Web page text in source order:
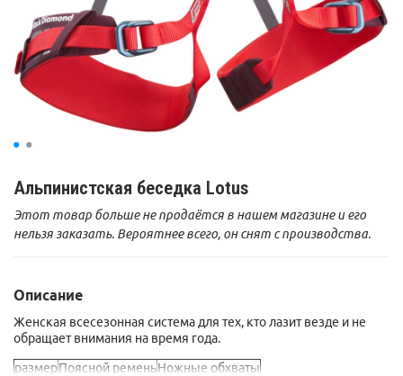
Альпинистская беседка Lotus
Этот товар больше не продаётся в нашем магазине и его
нельзя заказать. Вероятнее всего, он снят с производства.
Описание
Женская всесезонная система для тех, кто лазит везде и не
обращает внимания на время года.
размерПоясной ременьНожные обхваты